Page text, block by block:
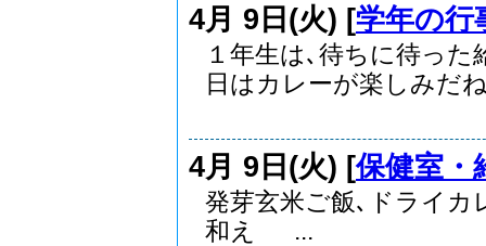
4月 9日(火) [学年の行
１年生は､待ちに待っ
日はカレーが楽しみだ
4月 9日(火) [保健室・
発芽玄米ご飯､ドライカ
和え ...